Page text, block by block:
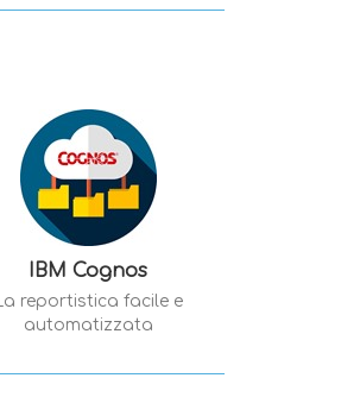
IBM Cognos
La reportistica facile e
automatizzata